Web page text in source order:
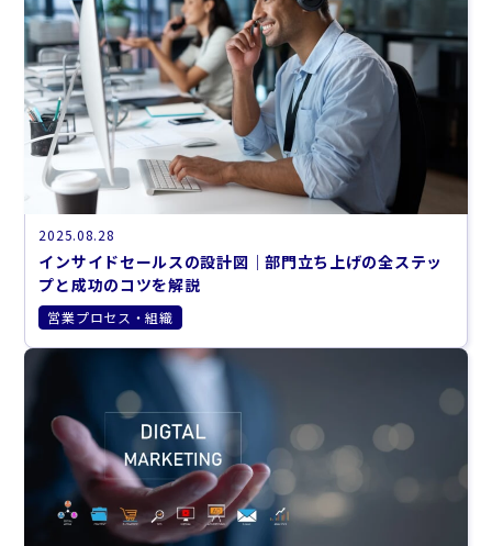
2025.08.28
インサイドセールスの設計図｜部門立ち上げの全ステッ
プと成功のコツを解説
営業プロセス・組織